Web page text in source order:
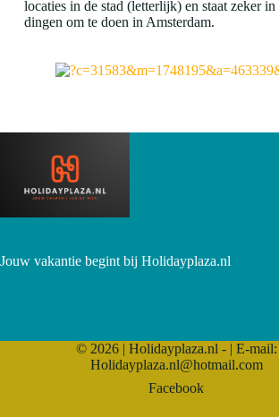
locaties in de stad (letterlijk) en staat zeker
dingen om te doen in Amsterdam.
Jouw vakantie begint bij Holidayplaza.nl
© 2026 | Holidayplaza.nl - | E-mail:
Holidayplaza.nl@hotmail.com
Facebook